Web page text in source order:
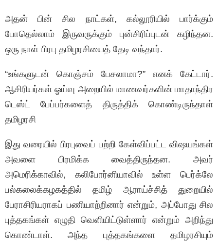
அதன் பின் சில நாட்கள், கல்லூரியில் பார்க்கும்
போதெல்லாம் இருவருக்கும் புன்சிரிப்புடன் கழிந்தன.
ஒரு நாள் பிரபு தமிழரசியைத் தேடி வந்தார்.
“உங்களுடன் கொஞ்சம் பேசலாமா?” எனக் கேட்டார்.
ஆசிரியர்கள் ஓய்வு அறையில் மாணவர்களின் மாதாந்திர
டெஸ்ட் பேப்பர்களைத் திருத்திக் கொண்டிருந்தாள்
தமிழரசி
இது வரையில் பிரபுவைப் பற்றி கேள்விப்பட்ட விஷயங்கள்
அவளை பிரமிக்க வைத்திருந்தன. அவர்
அமெரிக்காவில், கலிபோர்னியாவில் உள்ள பெர்க்லே
பல்கலைக்கழகத்தில் தமிழ் ஆராய்ச்சித் துறையில்
பேராசிரியராகப் பணியாற்றினார் என்றும், அப்போது சில
புத்தகங்கள் எழுதி வெளியிட்டுள்ளார் என்றும் அறிந்து
கொண்டாள். அந்த புத்தகங்களை தமிழரசியும்